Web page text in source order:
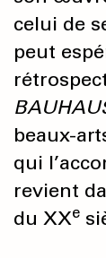
celui de
peut
beaux-
qui
revient
du XXe